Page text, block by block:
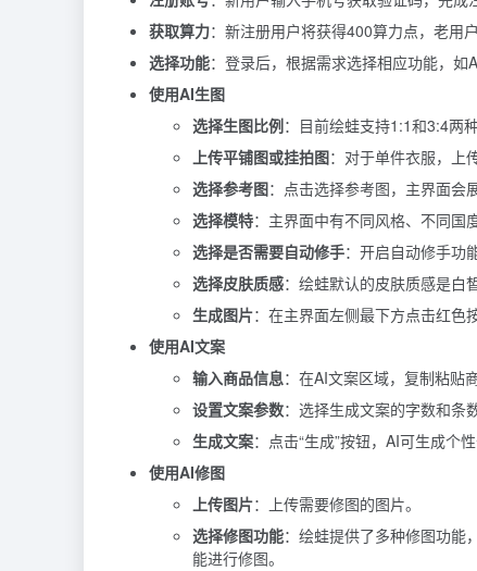
获取算力：新注册用户将获得400算力点，老用
选择功能：登录后，根据需求选择相应功能，如
使用AI生图
选择生图比例：目前绘蛙支持1:1和3:4两
上传平铺图或挂拍图：对于单件衣服，上
选择参考图：点击选择参考图，主界面会
选择模特：主界面中有不同风格、不同国
选择是否需要自动修手：开启自动修手功
选择皮肤质感：绘蛙默认的皮肤质感是白
生成图片：在主界面左侧最下方点击红色
使用AI文案
输入商品信息：在AI文案区域，复制粘贴
设置文案参数：选择生成文案的字数和条数
生成文案：点击“生成”按钮，AI可生成个
使用AI修图
上传图片：上传需要修图的图片。
选择修图功能：绘蛙提供了多种修图功能
能进行修图。